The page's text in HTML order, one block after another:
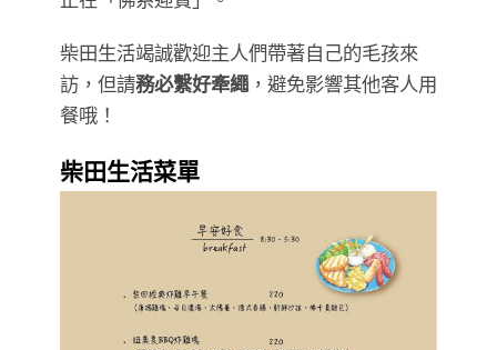
柴田生活竭誠歡迎主人們帶著自己的毛孩來
訪，但請務必繫好牽繩 ，避免影響其他客人用
餐哦！
柴田生活菜單